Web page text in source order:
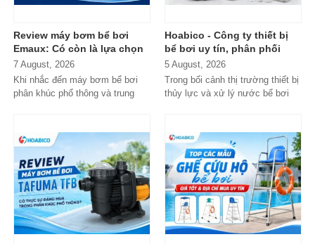
Review máy bơm bể bơi
Emaux: Có còn là lựa chọn
đáng mua?
7 August, 2026
Khi nhắc đến máy bơm bể bơi
phân khúc phổ thông và trung
Hoabico - Công ty thiết bị
bể bơi uy tín, phân phối
chính hãng toàn quốc
5 August, 2026
Trong bối cảnh thị trường thiết bị
thủy lực và xử lý nước bể bơi